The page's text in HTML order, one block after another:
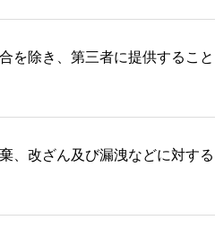
を除き、第三者に提供すること
、改ざん及び漏洩などに対する